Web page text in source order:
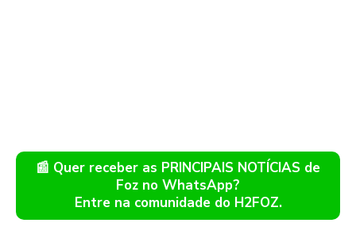
📰 Quer receber as PRINCIPAIS NOTÍCIAS de
Foz no WhatsApp?
Entre na comunidade do H2FOZ.